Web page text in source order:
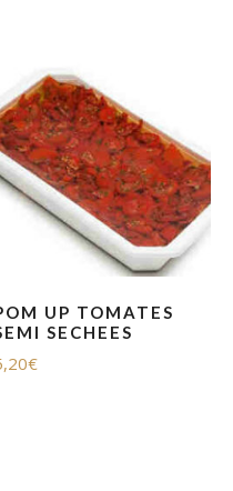
UP TOMATES
SECHEES
€